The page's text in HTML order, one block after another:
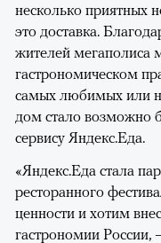
несколько приятных
это доставка.
жителей мегаполиса
гастрономическом
самых любимых или
дом стало возможно
сервису Яндекс.Еда.
«Яндекс.Еда стала
ресторанного
ценности и хотим
гастрономии